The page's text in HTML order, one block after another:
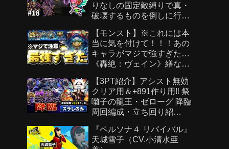
りなしの固定敵縛りで真・
破壊するものを倒しに行く
ー】
【モンスト】※これには本
当に気を付けて！！！あの
キャラがマジで強すぎた…
《轟絶：ヴェイン》繕なる
【3PT紹介】アシスト無効
クリア用＆+891作り用‼️ 祭
囃子の龍王・ゼローグ 降臨
周回編成・立ち回り紹
ドラゴンズ】
『ペルソナ４ リバイバル』
天城雪子（CV.小清水亜